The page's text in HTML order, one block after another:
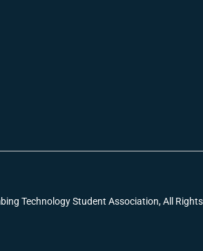
Technology Student Association, All Rights